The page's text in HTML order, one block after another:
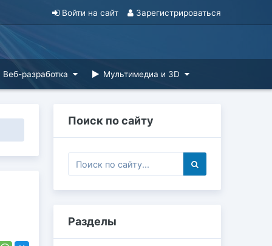
Войти на сайт Зарегистрироваться
Веб-разработка Мультимедиа и 3D
Поиск по сайту
Разделы